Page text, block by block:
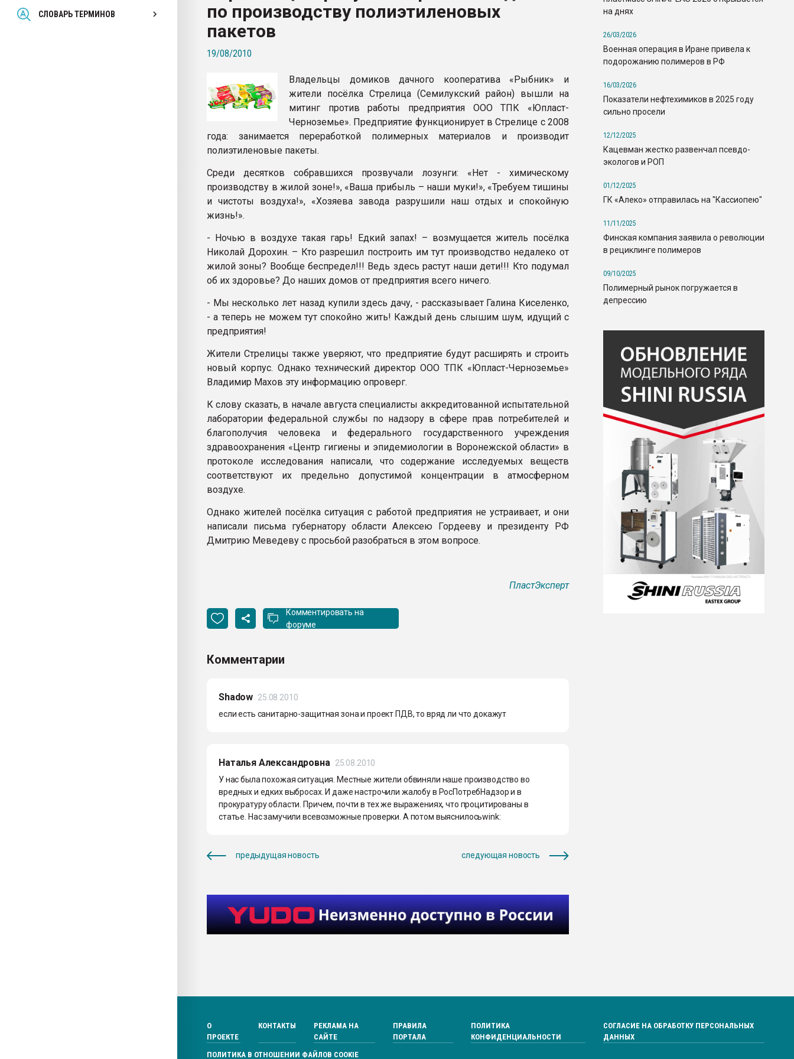
СЛОВАРЬ ТЕРМИНОВ
Всё, что касается выдува ПЭТ
бутылок
ПЕРЕЙТИ НА ФОРУМ
по производству полиэтиленовых
пакетов
19/08/2010
Владельцы домиков дачного кооператива «Рыбник» и
жители посёлка Стрелица (Семилукский район) вышли на
митинг против работы предприятия ООО ТПК «Юпласт-
Черноземье». Предприятие функционирует в Стрелице с 2008
года: занимается переработкой полимерных материалов и производит
полиэтиленовые пакеты.
Среди десятков собравшихся прозвучали лозунги: «Нет - химическому
производству в жилой зоне!», «Ваша прибыль – наши муки!», «Требуем тишины
и чистоты воздуха!», «Хозяева завода разрушили наш отдых и спокойную
жизнь!».
- Ночью в воздухе такая гарь! Едкий запах! – возмущается житель посёлка
Николай Дорохин. – Кто разрешил построить им тут производство недалеко от
жилой зоны? Вообще беспредел!!! Ведь здесь растут наши дети!!! Кто подумал
об их здоровье? До наших домов от предприятия всего ничего.
- Мы несколько лет назад купили здесь дачу, - рассказывает Галина Киселенко,
- а теперь не можем тут спокойно жить! Каждый день слышим шум, идущий с
предприятия!
Жители Стрелицы также уверяют, что предприятие будут расширять и строить
новый корпус. Однако технический директор ООО ТПК «Юпласт-Черноземье»
Владимир Махов эту информацию опроверг.
К слову сказать, в начале августа специалисты аккредитованной испытательной
лаборатории федеральной службы по надзору в сфере прав потребителей и
благополучия человека и федерального государственного учреждения
здравоохранения «Центр гигиены и эпидемиологии в Воронежской области» в
протоколе исследования написали, что содержание исследуемых веществ
соответствуют их предельно допустимой концентрации в атмосферном
воздухе.
Однако жителей посёлка ситуация с работой предприятия не устраивает, и они
написали письма губернатору области Алексею Гордееву и президенту РФ
Дмитрию Меведеву с просьбой разобраться в этом вопросе.
ПластЭксперт
Комментировать на
форуме
Комментарии
Shadow 25.08.2010
если есть санитарно-защитная зона и проект ПДВ, то вряд ли что докажут
Наталья Александровна 25.08.2010
У нас была похожая ситуация. Местные жители обвиняли наше производство во
вредных и едких выбросах. И даже настрочили жалобу в РосПотребНадзор и в
прокуратуру области. Причем, почти в тех же выражениях, что процитированы в
статье. Нас замучили всевозможные проверки. А потом выяснилосьwink:
предыдущая новость следующая новость
на днях
26/03/2026
Военная операция в Иране привела к
подорожанию полимеров в РФ
16/03/2026
Показатели нефтехимиков в 2025 году
сильно просели
12/12/2025
Кацевман жестко развенчал псевдо-
экологов и РОП
01/12/2025
ГК «Алеко» отправилась на "Кассиопею"
11/11/2025
Финская компания заявила о революции
в рециклинге полимеров
09/10/2025
Полимерный рынок погружается в
депрессию
О
ПРОЕКТЕ
КОНТАКТЫ
РЕКЛАМА НА
САЙТЕ
ПРАВИЛА
ПОРТАЛА
ПОЛИТИКА
КОНФИДЕНЦИАЛЬНОСТИ
СОГЛАСИЕ НА ОБРАБОТКУ ПЕРСОНАЛЬНЫХ
ДАННЫХ
ПОЛИТИКА В ОТНОШЕНИИ ФАЙЛОВ COOKIE